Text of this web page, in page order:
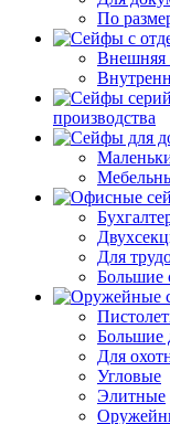
По
Внешняя
производства
Для
Большие
Большие
Для
Угловые
Элитные